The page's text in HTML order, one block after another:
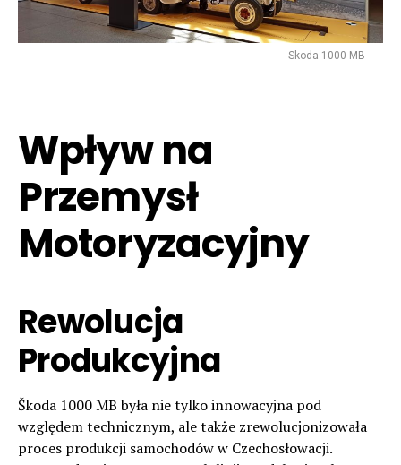
Skoda 1000 MB
Wpływ na
Przemysł
Motoryzacyjny
Rewolucja
Produkcyjna
Škoda 1000 MB była nie tylko innowacyjna pod
względem technicznym, ale także zrewolucjonizowała
proces produkcji samochodów w Czechosłowacji.